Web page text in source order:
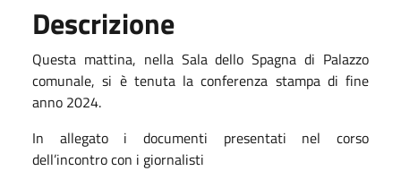
Descrizione
Questa mattina, nella Sala dello Spagna di Palazzo
comunale, si è tenuta la conferenza stampa di fine
anno 2024.
In allegato i documenti presentati nel corso
dell’incontro con i giornalisti